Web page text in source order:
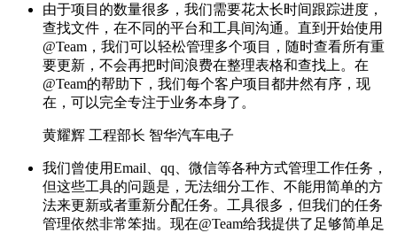
由于项目的数量很多，我们需要花太长时间跟踪进度，
查找文件，在不同的平台和工具间沟通。直到开始使用
@Team，我们可以轻松管理多个项目，随时查看所有重
要更新，不会再把时间浪费在整理表格和查找上。在
@Team的帮助下，我们每个客户项目都井然有序，现
在，可以完全专注于业务本身了。
黄耀辉 工程部长 智华汽车电子
我们曾使用Email、qq、微信等各种方式管理工作任务，
但这些工具的问题是，无法细分工作、不能用简单的方
法来更新或者重新分配任务。工具很多，但我们的任务
管理依然非常笨拙。现在@Team给我提供了足够简单足